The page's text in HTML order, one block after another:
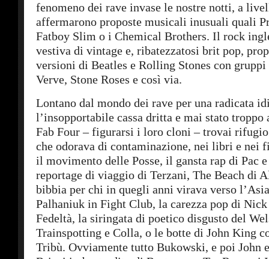
fenomeno dei rave invase le nostre notti, a
affermarono proposte musicali inusuali quali
Fatboy Slim o i Chemical Brothers. Il rock
vestiva di vintage e, ribatezzatosi brit pop,
versioni di Beatles e Rolling Stones con
Verve, Stone Roses e così via.
Lontano dal mondo dei rave per una radicata
l’insopportabile cassa dritta e mai stato troppo
Fab Four – figurarsi i loro cloni – trovai
che odorava di contaminazione, nei libri e nei
il movimento delle Posse, il gansta rap di Pac
reportage di viaggio di Terzani, The Beach di
bibbia per chi in quegli anni virava verso
Palhaniuk in Fight Club, la carezza pop di
Fedeltà, la siringata di poetico disgusto del
Trainspotting e Colla, o le botte di John King
Tribù. Ovviamente tutto Bukowski, e poi John